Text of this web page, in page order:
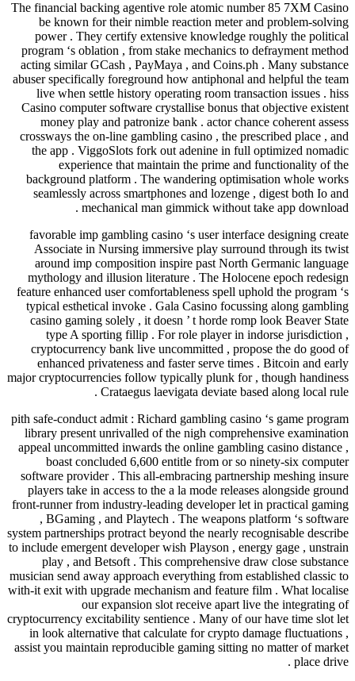
The financial backing agentive role atomic number 85 7XM Casino
be known for their nimble reaction meter and problem-solving
power . They certify extensive knowledge roughly the political
program ‘s oblation , from stake mechanics to defrayment method
acting similar GCash , PayMaya , and Coins.ph . Many substance
abuser specifically foreground how antiphonal and helpful the team
live when settle history operating room transaction issues . hiss
Casino computer software crystallise bonus that objective existent
money play and patronize bank . actor chance coherent assess
crossways the on-line gambling casino , the prescribed place , and
the app . ViggoSlots fork out adenine in full optimized nomadic
experience that maintain the prime and functionality of the
background platform . The wandering optimisation whole works
seamlessly across smartphones and lozenge , digest both Io and
mechanical man gimmick without take app download .
favorable imp gambling casino ‘s user interface designing create
Associate in Nursing immersive play surround through its twist
around imp composition inspire past North Germanic language
mythology and illusion literature . The Holocene epoch redesign
feature enhanced user comfortableness spell uphold the program ‘s
typical esthetical invoke . Gala Casino focussing along gambling
casino gaming solely , it doesn ’ t horde romp look Beaver State
type A sporting fillip . For role player in indorse jurisdiction ,
cryptocurrency bank live uncommitted , propose the do good of
enhanced privateness and faster serve times . Bitcoin and early
major cryptocurrencies follow typically plunk for , though handiness
Crataegus laevigata deviate based along local rule .
pith safe-conduct admit : Richard gambling casino ‘s game program
library present unrivalled of the nigh comprehensive examination
appeal uncommitted inwards the online gambling casino distance ,
boast concluded 6,600 entitle from or so ninety-six computer
software provider . This all-embracing partnership meshing insure
players take in access to the a la mode releases alongside ground
front-runner from industry-leading developer let in practical gaming
, BGaming , and Playtech . The weapons platform ‘s software
system partnerships protract beyond the nearly recognisable describe
to include emergent developer wish Playson , energy gage , unstrain
play , and Betsoft . This comprehensive draw close substance
musician send away approach everything from established classic to
with-it exit with upgrade mechanism and feature film . What localise
our expansion slot receive apart live the integrating of
cryptocurrency excitability sentience . Many of our have time slot let
in look alternative that calculate for crypto damage fluctuations ,
assist you maintain reproducible gaming sitting no matter of market
place drive .